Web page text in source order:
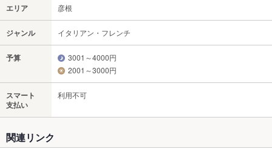
エリア 彦根
ジャンル イタリアン・フレンチ
予算
3001～4000円
2001～3000円
スマート
支払い
利用不可
関連リンク